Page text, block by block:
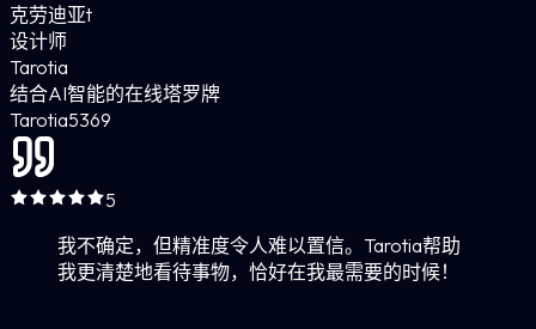
克劳迪亚t
设计师
Tarotia
结合AI智能的在线塔罗牌
Tarotia5369
5
我不确定，但精准度令人难以置信。Tarotia帮助
我更清楚地看待事物，恰好在我最需要的时候！